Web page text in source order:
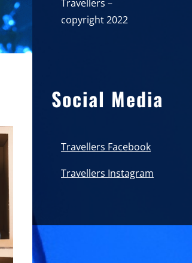
Travellers –
copyright 2022
Social Media
Travellers Facebook
Travellers Instagram